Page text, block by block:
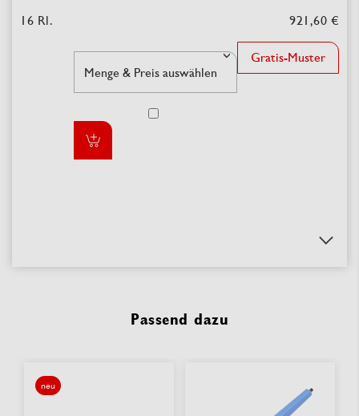
921,60 €
Gratis-Muster
Passend dazu
neu